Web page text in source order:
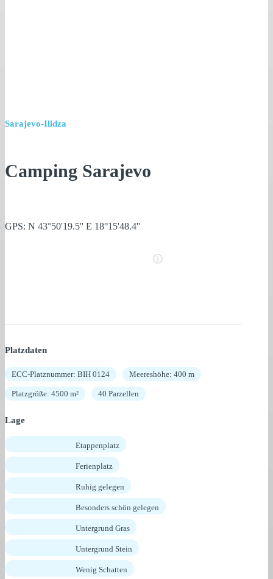
Sarajevo-Ilidza
Camping Sarajevo
GPS: N 43°50'19.5'' E 18°15'48.4''
Platzdaten
ECC-Platznummer: BIH 0124 Meereshöhe: 400 m
Platzgröße: 4500 m² 40 Parzellen
Lage
Etappenplatz
Ferienplatz
Ruhig gelegen
Besonders schön gelegen
Untergrund Gras
Untergrund Stein
Wenig Schatten